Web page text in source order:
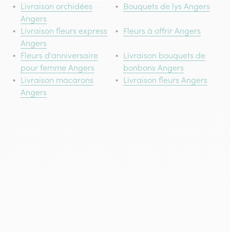
Livraison orchidées
Angers
Bouquets de lys Angers
Livraison fleurs express
Angers
Fleurs à offrir Angers
Fleurs d'anniversaire
pour femme Angers
Livraison bouquets de
bonbons Angers
Livraison macarons
Angers
Livraison fleurs Angers